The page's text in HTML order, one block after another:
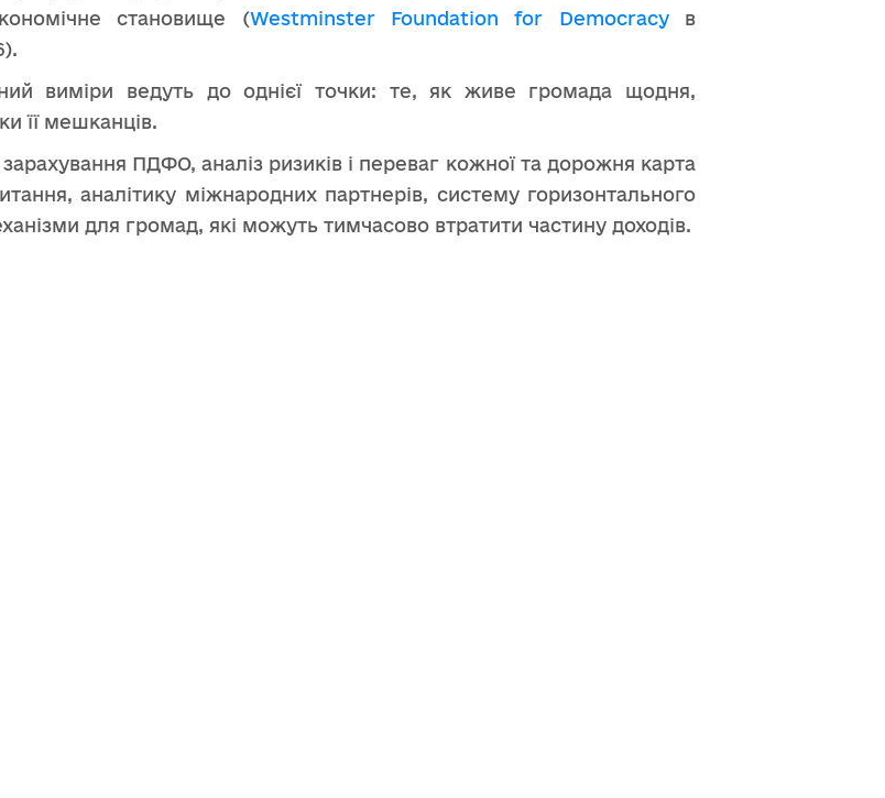
становище (Westminster Foundation for Democracyв
виміри ведуть до однієї точки: те, як живе громада щодня,
її мешканців.
ПДФО, аналіз ризиків і переваг кожної та дорожня карта
аналітику міжнародних партнерів, систему горизонтального
для громад, які можуть тимчасово втратити частину доходів.